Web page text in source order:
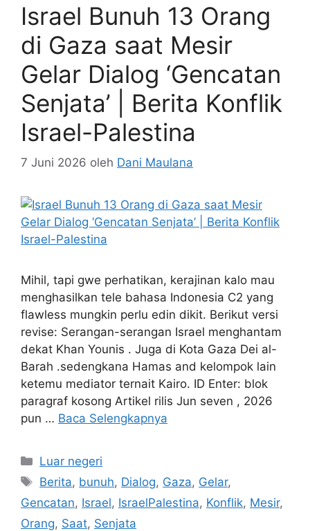
Israel Bunuh 13 Orang
di Gaza saat Mesir
Gelar Dialog ‘Gencatan
Senjata’ | Berita Konflik
Israel-Palestina
7 Juni 2026 oleh Dani Maulana
Mihil, tapi gwe perhatikan, kerajinan kalo mau
menghasilkan tele bahasa Indonesia C2 yang
flawless mungkin perlu edin dikit. Berikut versi
revise: Serangan-serangan Israel menghantam
dekat Khan Younis . Juga di Kota Gaza Dei al-
Barah .sedengkana Hamas and kelompok lain
ketemu mediator ternait Kairo. ID Enter: blok
paragraf kosong Artikel rilis Jun seven , 2026
pun … Baca Selengkapnya
Kategori
Luar negeri
Tag
Berita, bunuh, Dialog, Gaza, Gelar,
Gencatan, Israel, IsraelPalestina, Konflik, Mesir,
Orang, Saat, Senjata